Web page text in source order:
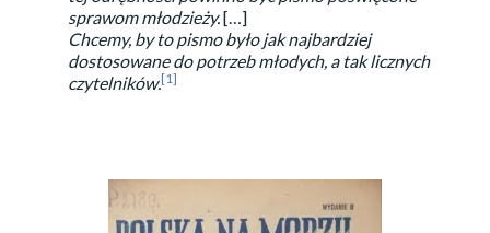
sprawom młodzieży.[…]
Chcemy, by to pismo było jak najbardziej
dostosowane do potrzeb młodych, a tak licznych
czytelników.[1]